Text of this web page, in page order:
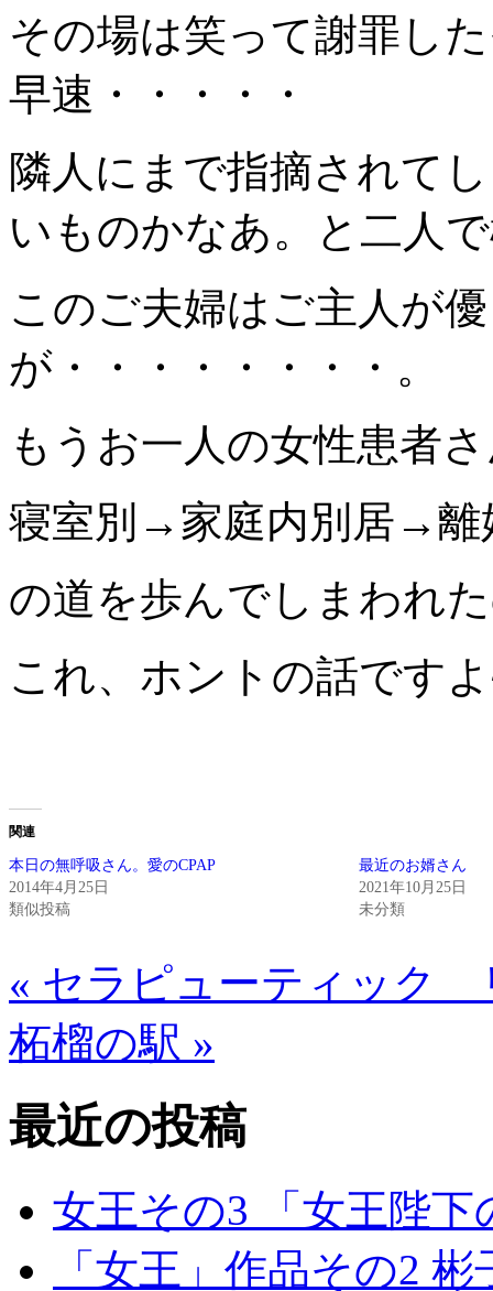
その場は笑って謝罪し
早速・・・・・
隣人にまで指摘されて
いものかなあ。と二人
このご夫婦はご主人が
が・・・・・・・・。
もうお一人の女性患者
寝室別→家庭内別居→離
の道を歩んでしまわれ
これ、ホントの話です
関連
本日の無呼吸さん。愛のCPAP
2014年4月25日
類似投稿
最近のお婿さん
2021年10月25日
未分類
« セラピューティック
柘榴の駅 »
最近の投稿
女王その3 「女王陛
「女王」作品その2